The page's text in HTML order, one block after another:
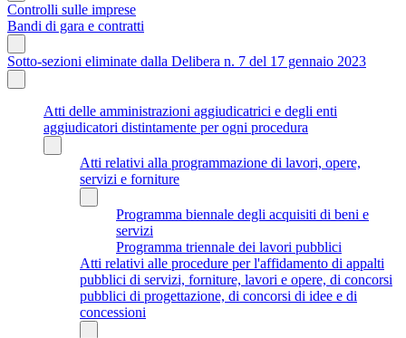
Controlli sulle imprese
Bandi di gara e contratti
Sotto-sezioni eliminate dalla Delibera n. 7 del 17 gennaio 2023
Atti delle amministrazioni aggiudicatrici e degli enti
aggiudicatori distintamente per ogni procedura
Atti relativi alla programmazione di lavori, opere,
servizi e forniture
Programma biennale degli acquisiti di beni e
servizi
Programma triennale dei lavori pubblici
Atti relativi alle procedure per l'affidamento di appalti
pubblici di servizi, forniture, lavori e opere, di concorsi
pubblici di progettazione, di concorsi di idee e di
concessioni